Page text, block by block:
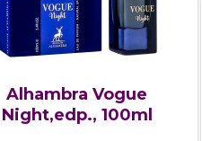
Alhambra Vogue
Night,edp., 100ml